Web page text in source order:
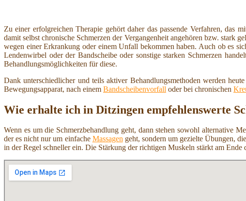
Zu einer erfolgreichen Therapie gehört daher das passende Verfahren,
damit selbst chronische Schmerzen der Vergangenheit angehören bzw. stark
wegen einer Erkrankung oder einem Unfall bekommen haben. Auch ob es
Lendenwirbel oder der Bandscheibe oder sonstige starken Schmerzen
Behandlungsmöglichkeiten für diese.
Dank unterschiedlicher und teils aktiver Behandlungsmethoden werden
Bewegungsapparat, nach einem Bandscheibenvorfall oder bei chronischen
Wie erhalte ich in Ditzingen empfehlenswerte
Wenn es um die Schmerzbehandlung geht, dann stehen sowohl alternative
der es nicht nur um einfache Massagengeht, sondern um gezielte Übungen,
in der Regel schneller ein. Die Stärkung der richtigen Muskeln stärkt am Ende